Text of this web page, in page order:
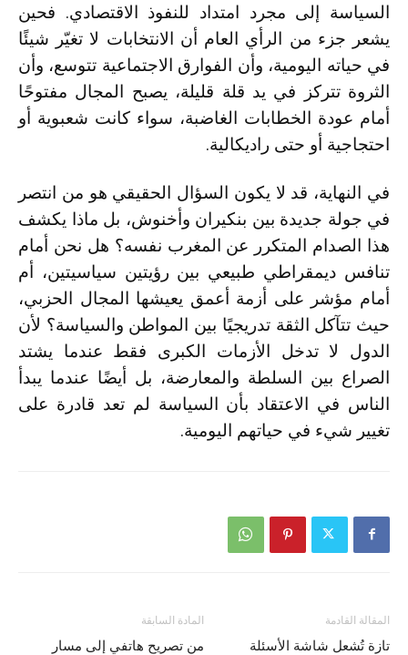
السياسة إلى مجرد امتداد للنفوذ الاقتصادي. فحين
يشعر جزء من الرأي العام أن الانتخابات لا تغيّر شيئًا
في حياته اليومية، وأن الفوارق الاجتماعية تتوسع، وأن
الثروة تتركز في يد قلة قليلة، يصبح المجال مفتوحًا
أمام عودة الخطابات الغاضبة، سواء كانت شعبوية أو
احتجاجية أو حتى راديكالية.
في النهاية، قد لا يكون السؤال الحقيقي هو من انتصر
في جولة جديدة بين بنكيران وأخنوش، بل ماذا يكشف
هذا الصدام المتكرر عن المغرب نفسه؟ هل نحن أمام
تنافس ديمقراطي طبيعي بين رؤيتين سياسيتين، أم
أمام مؤشر على أزمة أعمق يعيشها المجال الحزبي،
حيث تتآكل الثقة تدريجيًا بين المواطن والسياسة؟ لأن
الدول لا تدخل الأزمات الكبرى فقط عندما يشتد
الصراع بين السلطة والمعارضة، بل أيضًا عندما يبدأ
الناس في الاعتقاد بأن السياسة لم تعد قادرة على
تغيير شيء في حياتهم اليومية.
المادة السابقة
من تصريح هاتفي إلى مسار
المقالة القادمة
تازة تُشعل شاشة الأسئلة